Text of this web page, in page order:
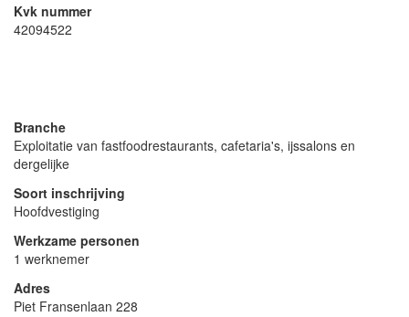
Kvk nummer
42094522
Branche
Exploitatie van fastfoodrestaurants, cafetaria's, ijssalons en
dergelijke
Soort inschrijving
Hoofdvestiging
Werkzame personen
1 werknemer
Adres
Piet Fransenlaan 228